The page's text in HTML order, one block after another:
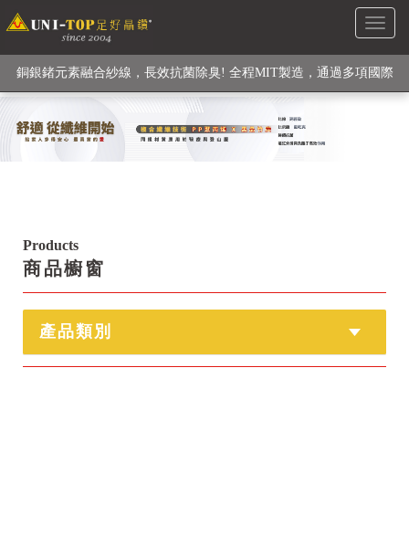
Toggle
級高性能纖維素材), 機能貼身衣物No. 1
銅銀鍺元素融合紗線，長效抗菌除臭! 全程MIT製造，通過多項國際
檢驗
【快來點我】H型銅銀纖維長效PP能量護膝! 支撐. 包覆感. 超透氣.
Products
商品櫥窗
產品類別